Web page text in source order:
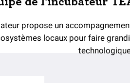
propose un
locaux pour faire